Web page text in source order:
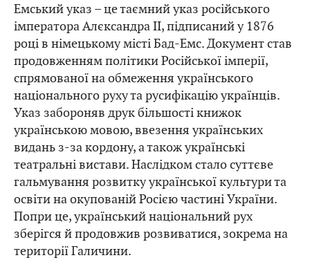
Емський указ – це таємний указ російського
імператора Алєксандра ІІ, підписаний у 1876
році в німецькому місті Бад-Емс. Документ став
продовженням політики Російської імперії,
спрямованої на обмеження українського
національного руху та русифікацію українців.
Указ забороняв друк більшості книжок
українською мовою, ввезення українських
видань з-за кордону, а також українські
театральні вистави. Наслідком стало суттєве
гальмування розвитку української культури та
освіти на окупованій Росією частині України.
Попри це, український національний рух
зберігся й продовжив розвиватися, зокрема на
території Галичини.